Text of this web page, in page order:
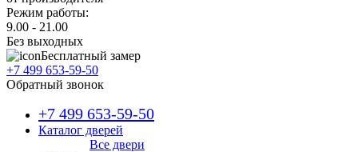
Режим работы:
9.00 - 21.00
Без выходных
Бесплатный замер
+7 499 653-59-50
Обратный звонок
+7 499 653-59-50
Каталог дверей
Все двери